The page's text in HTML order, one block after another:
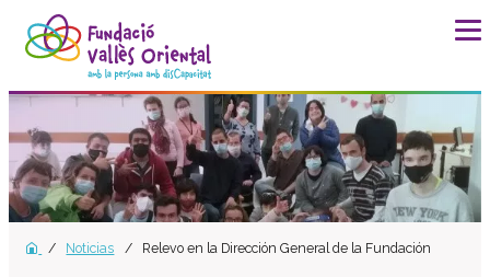
La fundación
Historia
Misión, visión y valores
Distinciones y entidades
Modelo de calidad
Noticias Relevo en la Dirección General de la Fundación